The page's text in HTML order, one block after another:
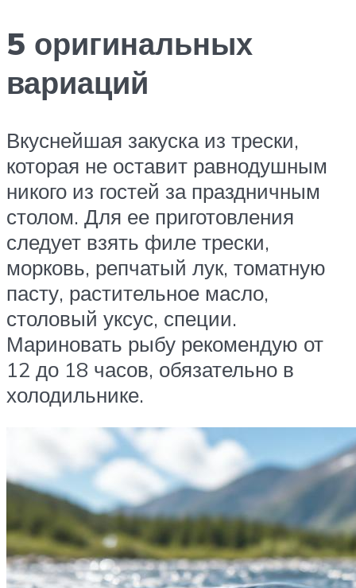
5 оригинальных
вариаций
Вкуснейшая закуска из трески,
которая не оставит равнодушным
никого из гостей за праздничным
столом. Для ее приготовления
следует взять филе трески,
морковь, репчатый лук, томатную
пасту, растительное масло,
столовый уксус, специи.
Мариновать рыбу рекомендую от
12 до 18 часов, обязательно в
холодильнике.